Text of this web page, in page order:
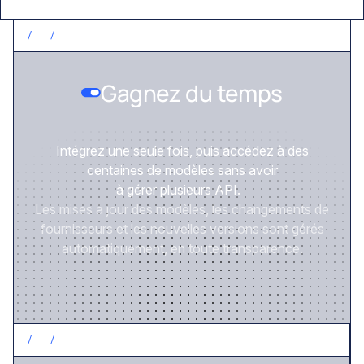
/ /
Gagnez du temps
Intégrez une seule fois, puis accédez à des
centaines de modèles sans avoir
à gérer plusieurs API.
Les mises à jour des modèles, les changements de
fournisseurs et les nouvelles versions sont gérés
automatiquement, en toute transparence.
/ /